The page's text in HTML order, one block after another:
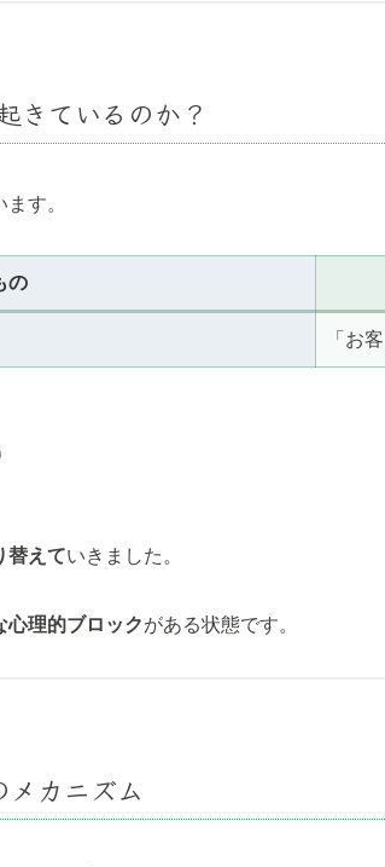
きているのか？
す。
の
「お
替えていきました。
心理的ブロックがある状態です。
カニズム